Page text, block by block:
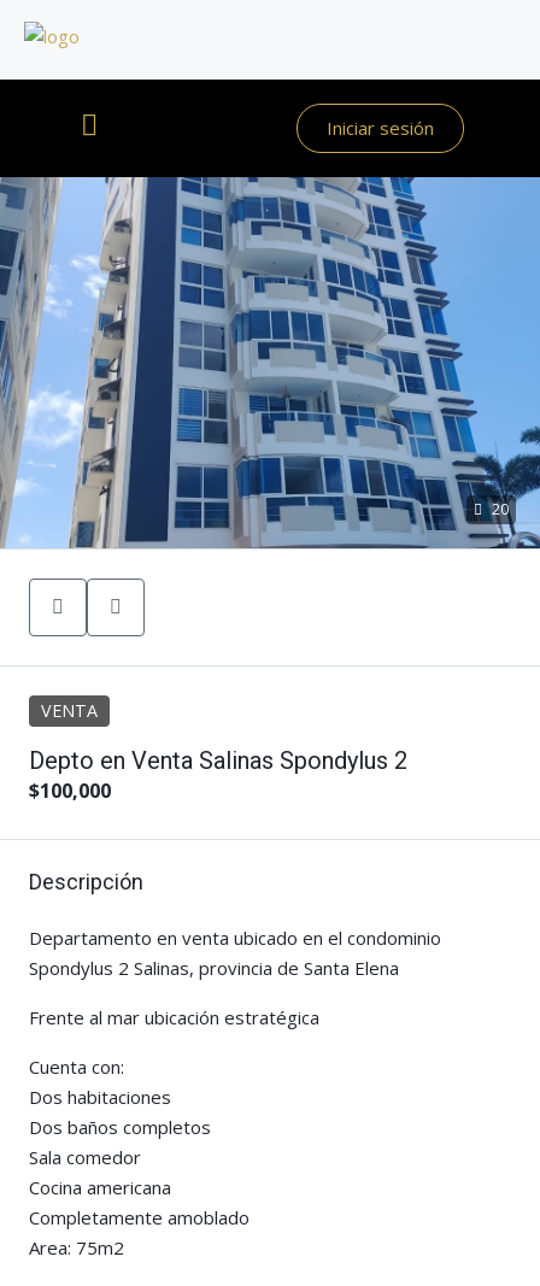
Iniciar sesión
20
VENTA
Depto en Venta Salinas Spondylus 2
$100,000
Descripción
Departamento en venta ubicado en el condominio
Spondylus 2 Salinas, provincia de Santa Elena
Frente al mar ubicación estratégica
Cuenta con:
Dos habitaciones
Dos baños completos
Sala comedor
Cocina americana
Completamente amoblado
Area: 75m2